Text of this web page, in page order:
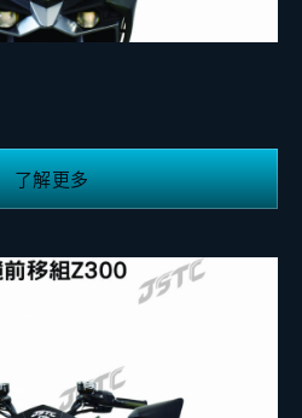
了解更多